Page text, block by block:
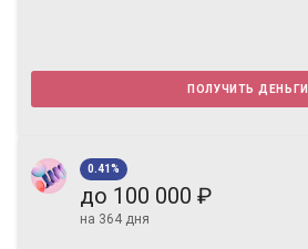
получить деньги
0.41%
до 100 000 ₽
на 364 дня